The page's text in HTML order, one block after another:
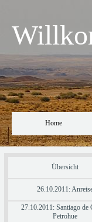
Home
Übersicht
26.10.2011:
27.10.2011: Santiago de
Petrohue